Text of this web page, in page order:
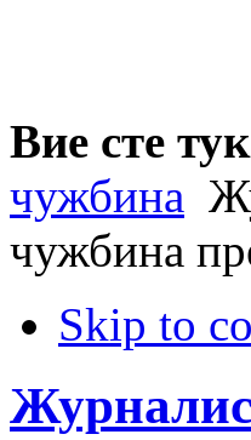
Вие сте
чужбина
чужбина
Skip to